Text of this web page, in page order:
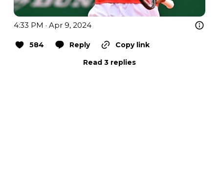
4:33 PM · Apr 9, 2024
584 Reply
Copy link
Read 3 replies